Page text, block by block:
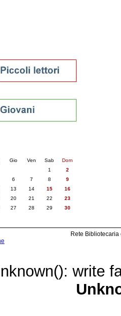
Gio Ven Sab
Dom
1
2
6 7 8
9
13 14 15
16
20 21 22
23
27 28 29
30
Rete
write